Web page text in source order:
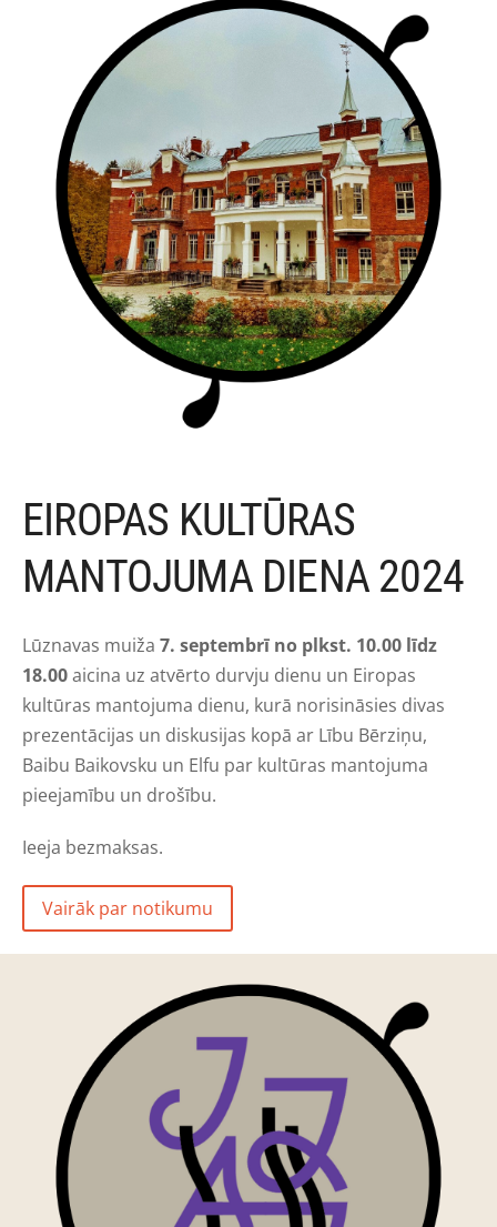
EIROPAS KULTŪRAS
MANTOJUMA DIENA 2024
Lūznavas muiža 7. septembrī no plkst. 10.00 līdz
18.00aicina uz atvērto durvju dienu un Eiropas
kultūras mantojuma dienu, kurā norisināsies divas
prezentācijas un diskusijas kopā ar Lību Bērziņu,
Baibu Baikovsku un Elfu par kultūras mantojuma
pieejamību un drošību.
Ieeja bezmaksas.
Vairāk par notikumu